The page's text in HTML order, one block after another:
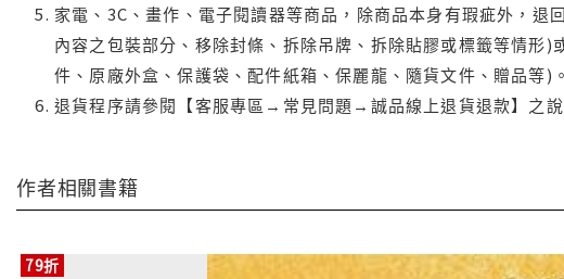
家電、3C、畫作、電子閱讀器等商品，除商品本身有瑕疵外，
內容之包裝部分、移除封條、拆除吊牌、拆除貼膠或標籤等情
件、原廠外盒、保護袋、配件紙箱、保麗龍、隨貨文件、贈品等)。
退貨程序請參閱【客服專區→常見問題→誠品線上退貨退款】之說
作者相關書籍
79折